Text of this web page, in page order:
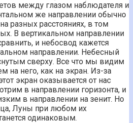
между глазом наблюдателя и
же направлении обычно
разных расстояниях, в том
В вертикальном направлении
и небосвод кажется
направлении. Небесный
сверху. Все что мы видим
на него, как на экран. Из-за
экран оказывается от нас
в направлении горизонта, и
в направлении на зенит. Но
Луны при любом их
одинаковым.